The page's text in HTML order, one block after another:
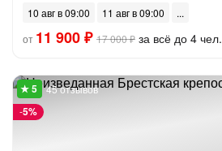
10 авг в 09:00
11 авг в 09:00
от 11 900 ₽ 17 000 ₽ за всё до 4 чел.
-5%
45 отзывов